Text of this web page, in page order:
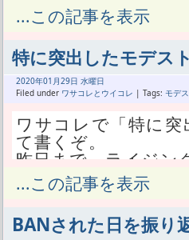
あたし以外な。
全員アウトかな。
あたしは特に突出
あったから無理だ。
な。
間違えて全員復旧さ
全員じゃなきゃあ
ぁ。
全員復旧させたら
くらい収穫あった。
あ、GK用RA取れて
ってか神戸でも使え
ワサコレがなくて
あとまだ白猫が残っ
今はiPhoneをゲー
る。
スマホ依存どころか
これってひょっと
ャンスでは？
それともサカつく始
BANされた端末で
みることも出来ない。
来てない人に来てな
だが、入っていけ
止と書いてある。
このイベントの参加
あたしは特に突出し
GK用も欲しいので
そこは許すしかない
れてるから当然よ。
プしただけだ。
...この記事を表示
特に突出したモデスト
2020年01月29日 水曜日
Filed under ワサコレとウイコレ | Tags: モデ
ワサコレで「特に
て書くぞ。
昨日まで、ライジン
インフレするし、
一切なかった。
やる気のないイベ
モデストをくれた。
...この記事を表示
BANされた日を振り